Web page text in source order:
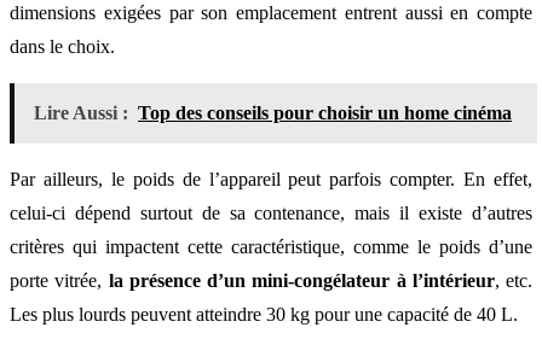
dimensions exigées par son emplacement entrent aussi en compte
dans le choix.
Lire Aussi : Top des conseils pour choisir un home cinéma
Par ailleurs, le poids de l’appareil peut parfois compter. En effet,
celui-ci dépend surtout de sa contenance, mais il existe d’autres
critères qui impactent cette caractéristique, comme le poids d’une
porte vitrée, la présence d’un mini-congélateur à l’intérieur, etc.
Les plus lourds peuvent atteindre 30 kg pour une capacité de 40 L.